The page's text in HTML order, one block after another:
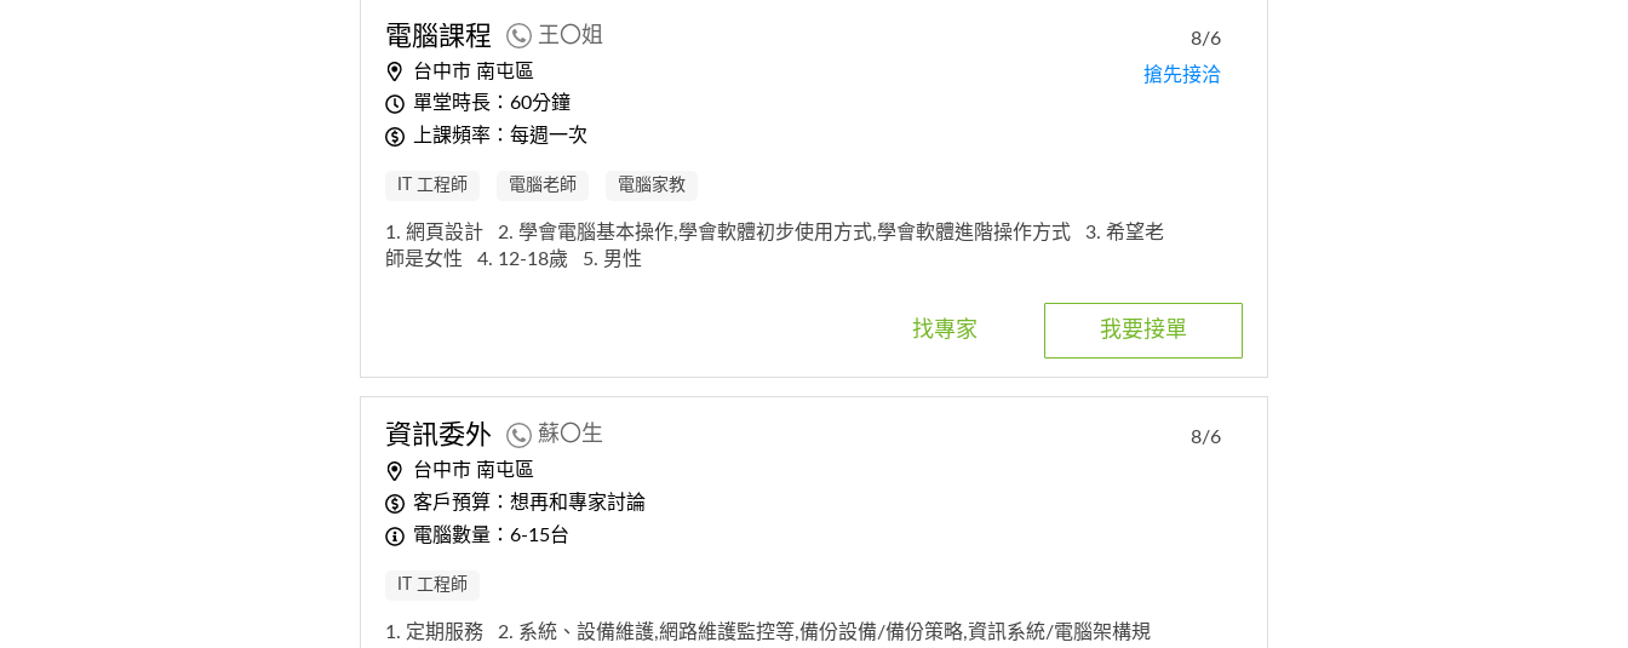
電腦課程 王〇姐
台中市 南屯區
單堂時長：60分鐘
上課頻率：每週一次
8/6
搶先接洽
IT 工程師 電腦老師 電腦家教
1. 網頁設計 2. 學會電腦基本操作,學會軟體初步使用方式,學會軟體進階操作方式
3. 希望老
師是女性
4. 12-18歲 5. 男性
我要接單
找專家
資訊委外 蘇〇生
台中市 南屯區
客戶預算：想再和專家討論
電腦數量：6-15台
8/6
IT 工程師
1. 定期服務
2. 系統、設備維護,網路維護監控等,備份設備/備份策略,資訊系統/電腦架構規